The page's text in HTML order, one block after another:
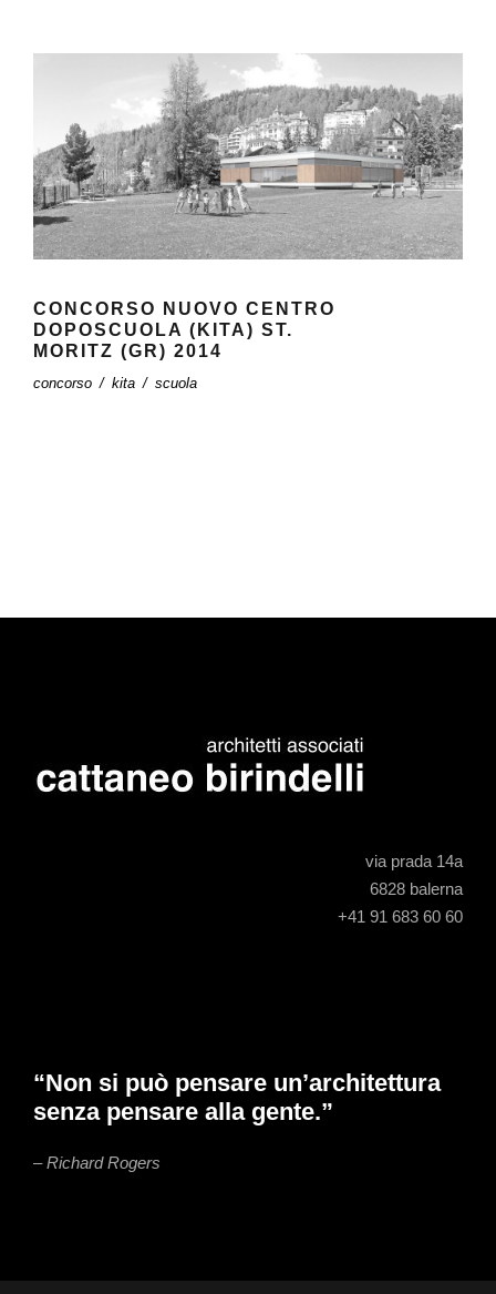
CONCORSO NUOVO CENTRO
DOPOSCUOLA (KITA) ST.
MORITZ (GR) 2014
concorso / kita / scuola
CONCORSO NUOVO CENTRO
DOPOSCUOLA (KITA) ST. MORITZ (GR)
2014
via prada 14a
6828 balerna
+41 91 683 60 60
“Non si può pensare un’architettura
senza pensare alla gente.”
– Richard Rogers